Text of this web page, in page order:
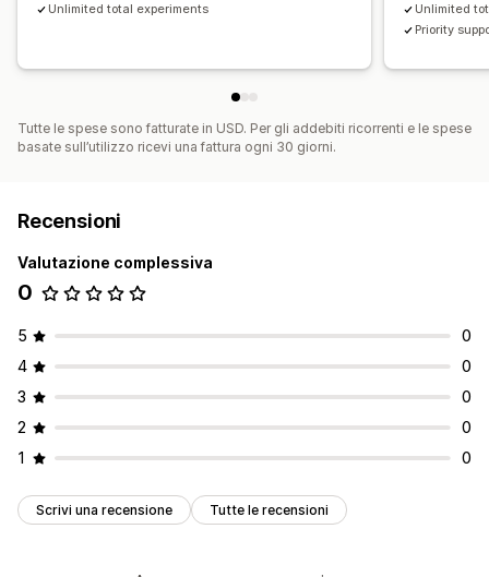
Unlimited total experiments
Unlimited
Priority
Tutte le spese sono fatturate in USD. Per gli addebiti ricorrenti e le spese
basate sull’utilizzo ricevi una fattura ogni 30 giorni.
Recensioni
Valutazione complessiva
0
5
0
4
0
3
0
2
0
1
0
Scrivi una recensione Tutte le recensioni